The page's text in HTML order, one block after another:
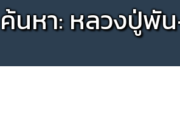
ค้นหา: หลวงปู่พั